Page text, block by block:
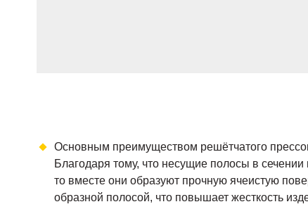
Основным преимуществом решётчатого
Благодаря тому, что несущие полосы в
то вместе они образуют прочную ячеистую
образной полосой, что повышает жесткость